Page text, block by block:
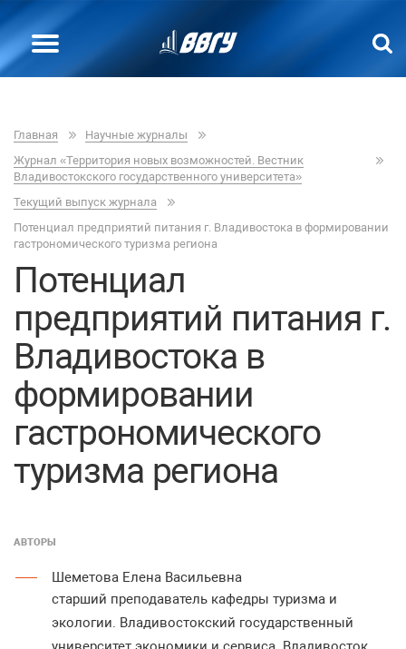
Главная
Научные журналы
Журнал «Территория новых возможностей. Вестник
Владивостокского государственного университета»
Текущий выпуск журнала
Потенциал предприятий питания г. Владивостока в формировании
гастрономического туризма региона
Потенциал
предприятий питания г.
Владивостока в
формировании
гастрономического
туризма региона
АВТОРЫ
Шеметова Елена Васильевна
старший преподаватель кафедры туризма и
экологии. Владивостокский государственный